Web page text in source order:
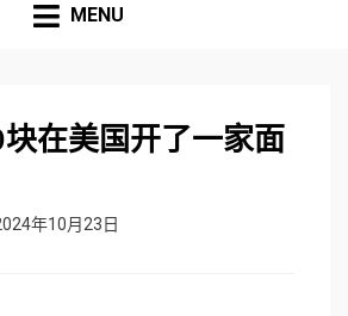
MENU
在美国开了一家面
年10月23日